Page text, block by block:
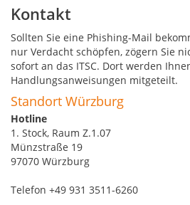
Kontakt
Sollten Sie eine Phishing-Mail
nur Verdacht schöpfen, zögern Sie
sofort an das ITSC. Dort werden
Handlungsanweisungen mitgeteilt.
Standort Würzburg
Hotline
1. Stock, Raum Z.1.07
Münzstraße 19
97070 Würzburg
Telefon +49 931 3511-6260